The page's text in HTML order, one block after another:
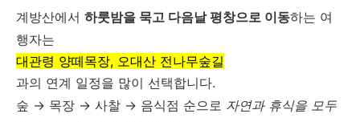
계방산에서 하룻밤을 묵고 다음날 평창으로 이동하는 여
행자는
대관령 양떼목장, 오대산 전나무숲길
과의 연계 일정을 많이 선택합니다.
숲 → 목장 → 사찰 → 음식점 순으로 자연과 휴식을 모두